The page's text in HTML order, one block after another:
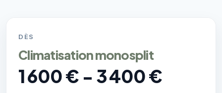
DÈS
Climatisation monosplit
1 600 € - 3 400 €